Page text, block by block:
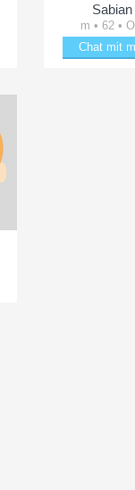
Sabian
m • 62 •
Chat mit